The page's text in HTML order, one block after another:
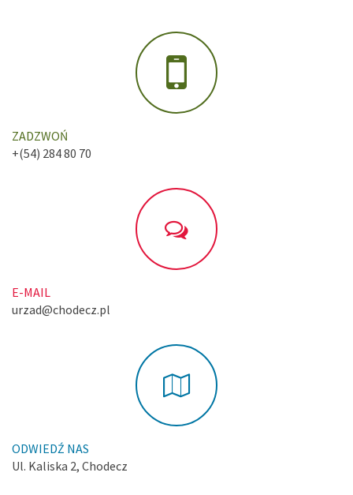
ZADZWOŃ
+(54) 284 80 70
E-MAIL
urzad@chodecz.pl
ODWIEDŹ NAS
Ul. Kaliska 2, Chodecz